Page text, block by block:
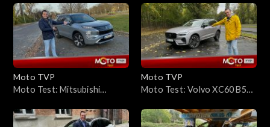
wyszły mu na lepsze
elektryk, ale silnik żyje
własnym życiem
Moto TVP
Moto Test: Mitsubishi
4WD 306 KM – jakby
Moto TVP
Moto Test: Volvo XC60 B5
twardy zawodnik. Test